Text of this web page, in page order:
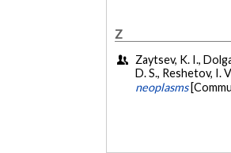
Z
Zaytsev, K. I.,
D. S., Reshetov, I.
neoplasms